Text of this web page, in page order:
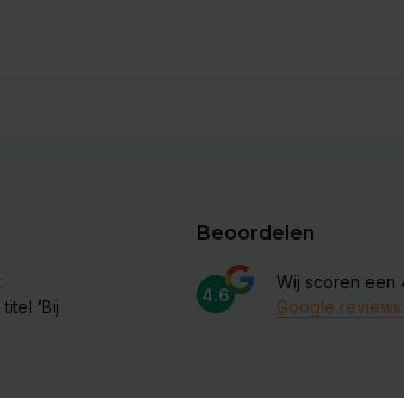
‘Bij
Beoordelen
4.6
Wij scoren een
Google reviews